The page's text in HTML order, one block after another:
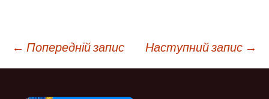
Навігація
← Попередній запис Наступний запис →